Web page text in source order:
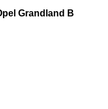
Grandland B